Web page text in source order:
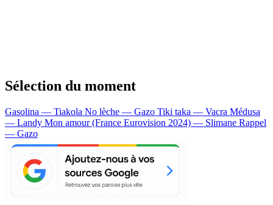
Sélection du moment
Gasolina — Tiakola No lèche — Gazo Tiki taka — Vacra Médusa
— Landy Mon amour (France Eurovision 2024) — Slimane Rappel
— Gazo